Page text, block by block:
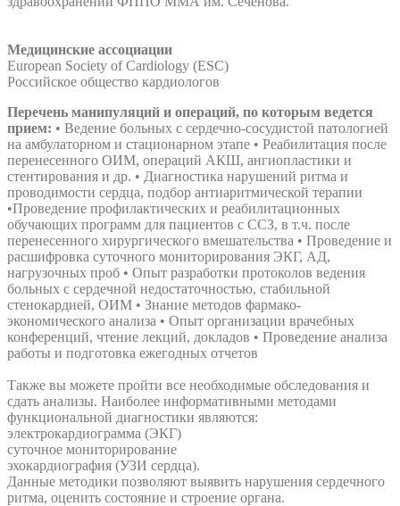
Медицинские ассоциации
European Society of Cardiology (ESC)
Российское общество кардиологов
Перечень манипуляций и операций, по которым ведется
прием: • Ведение больных с сердечно-сосудистой патологией
на амбулаторном и стационарном этапе • Реабилитация после
перенесенного ОИМ, операций АКШ, ангиопластики и
стентирования и др. • Диагностика нарушений ритма и
проводимости сердца, подбор антиаритмической терапии
•Проведение профилактических и реабилитационных
обучающих программ для пациентов с ССЗ, в т.ч. после
перенесенного хирургического вмешательства • Проведение и
расшифровка суточного мониторирования ЭКГ, АД,
нагрузочных проб • Опыт разработки протоколов ведения
больных с сердечной недостаточностью, стабильной
стенокардией, ОИМ • Знание методов фармако-
экономического анализа • Опыт организации врачебных
конференций, чтение лекций, докладов • Проведение анализа
работы и подготовка ежегодных отчетов
Также вы можете пройти все необходимые обследования и
сдать анализы. Наиболее информативными методами
функциональной диагностики являются:
электрокардиограмма (ЭКГ)
суточное мониторирование
эхокардиография (УЗИ сердца).
Данные методики позволяют выявить нарушения сердечного
ритма, оценить состояние и строение органа.